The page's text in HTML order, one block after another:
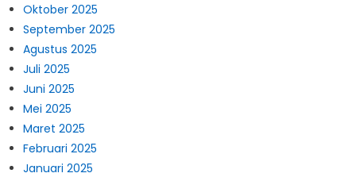
Oktober 2025
September 2025
Agustus 2025
Juli 2025
Juni 2025
Mei 2025
Maret 2025
Februari 2025
Januari 2025